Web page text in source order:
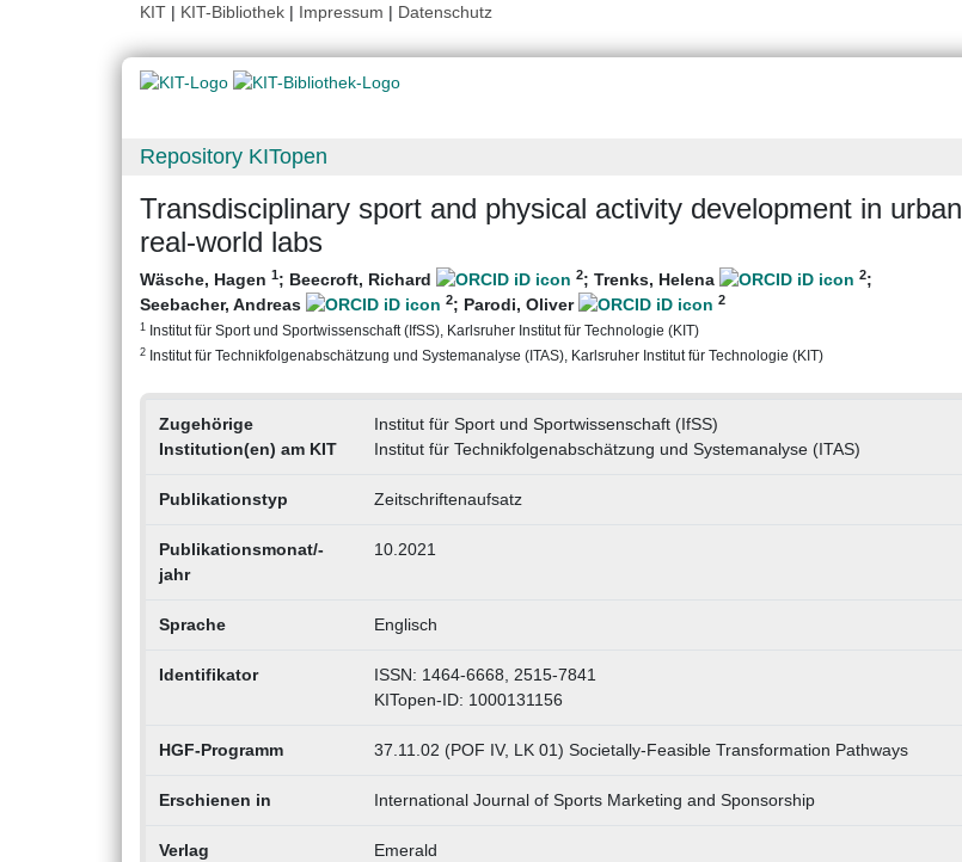
KIT | KIT-Bibliothek | Impressum | Datenschutz
Repository KITopen
Transdisciplinary sport and physical activity development in urban
real-world labs
Wäsche, Hagen 1; Beecroft, Richard 2; Trenks, Helena 2;
Seebacher, Andreas
2; Parodi, Oliver 2
1 Institut für Sport und Sportwissenschaft (IfSS), Karlsruher Institut für Technologie (KIT)
2 Institut für Technikfolgenabschätzung und Systemanalyse (ITAS), Karlsruher Institut für Technologie (KIT)
Zugehörige
Institution(en) am KIT
Institut für Sport und Sportwissenschaft (IfSS)
Institut für Technikfolgenabschätzung und Systemanalyse (ITAS)
Publikationstyp Zeitschriftenaufsatz
Publikationsmonat/-
jahr
10.2021
Sprache Englisch
Identifikator
ISSN: 1464-6668, 2515-7841
KITopen-ID: 1000131156
HGF-Programm 37.11.02 (POF IV, LK 01) Societally-Feasible Transformation Pathways
Erschienen in International Journal of Sports Marketing and Sponsorship
Verlag Emerald